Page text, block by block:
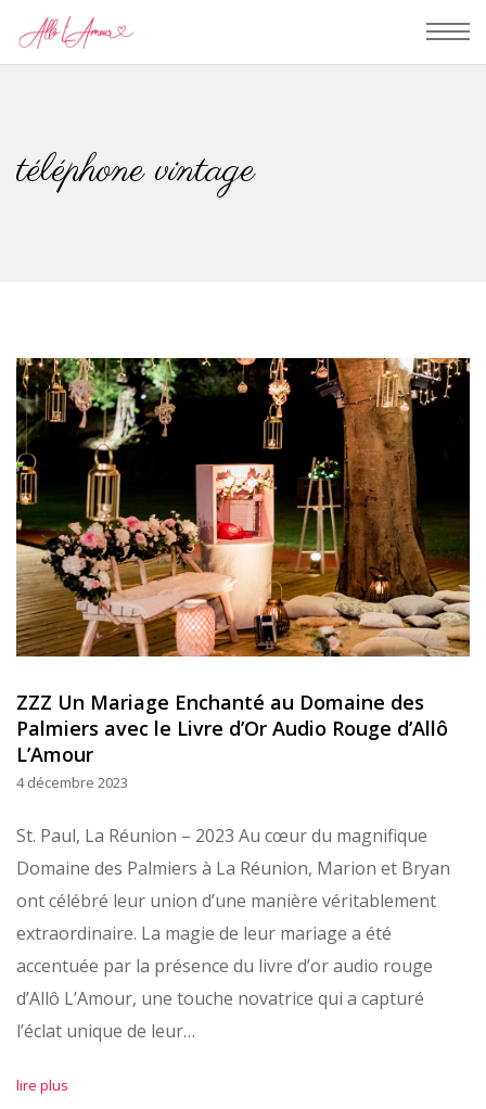
téléphone vintage
ZZZ Un Mariage Enchanté au Domaine des
Palmiers avec le Livre d’Or Audio Rouge d’Allô
L’Amour
4 décembre 2023
St. Paul, La Réunion – 2023 Au cœur du magnifique
Domaine des Palmiers à La Réunion, Marion et Bryan
ont célébré leur union d’une manière véritablement
extraordinaire. La magie de leur mariage a été
accentuée par la présence du livre d’or audio rouge
d’Allô L’Amour, une touche novatrice qui a capturé
l’éclat unique de leur…
lire plus